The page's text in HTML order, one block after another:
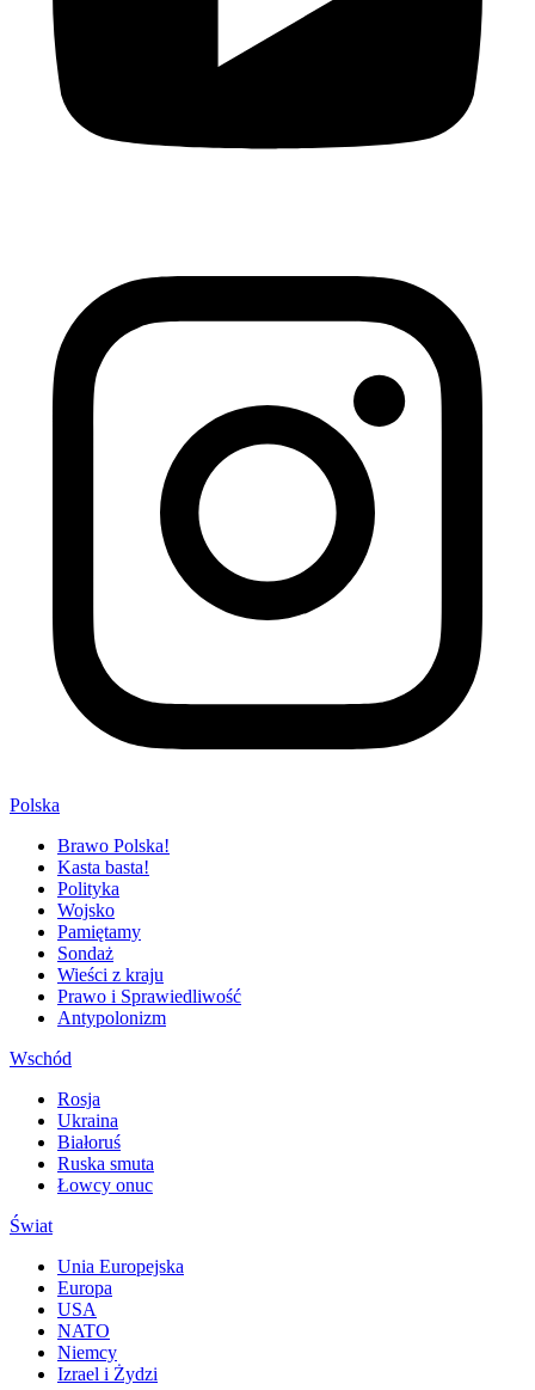
Polska
Brawo Polska!
Kasta basta!
Polityka
Wojsko
Pamiętamy
Sondaż
Wieści z kraju
Prawo i Sprawiedliwość
Antypolonizm
Wschód
Rosja
Ukraina
Białoruś
Ruska smuta
Łowcy onuc
Świat
Unia Europejska
Europa
USA
NATO
Niemcy
Izrael i Żydzi